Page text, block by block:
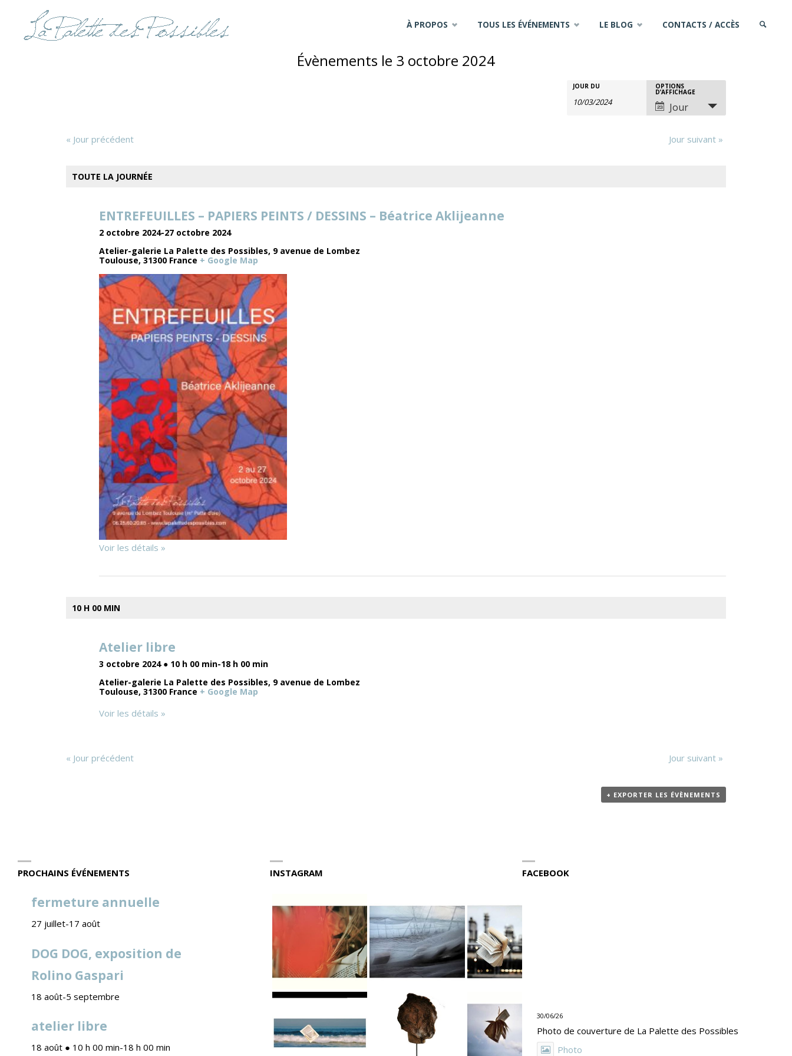
À PROPOS TOUS LES ÉVÉNEMENTS LE BLOG CONTACTS / ACCÈS
Évènements le 3 octobre 2024
Recherche
Rechercher
Évènements
JOUR DU
Navigation
OPTIONS
D’AFFICHAGE
Jour
« Jour précédent Jour suivant »
TOUTE LA JOURNÉE
ENTREFEUILLES – PAPIERS PEINTS / DESSINS – Béatrice Aklijeanne
2 octobre 2024-27 octobre 2024
Atelier-galerie La Palette des Possibles, 9 avenue de Lombez
Toulouse, 31300 France + Google Map
Voir les détails »
10 H 00 MIN
Atelier libre
3 octobre 2024 ● 10 h 00 min-18 h 00 min
Atelier-galerie La Palette des Possibles, 9 avenue de Lombez
Toulouse, 31300 France + Google Map
Voir les détails »
« Jour précédent Jour suivant »
+ EXPORTER LES ÉVÈNEMENTS
PROCHAINS ÉVÉNEMENTS
fermeture annuelle
27 juillet-17 août
DOG DOG, exposition de
Rolino Gaspari
18 août-5 septembre
atelier libre
18 août ● 10 h 00 min-18 h 00 min
INSTAGRAM FACEBOOK
30/06/26
Photo de couverture de La Palette des Possibles
Photo